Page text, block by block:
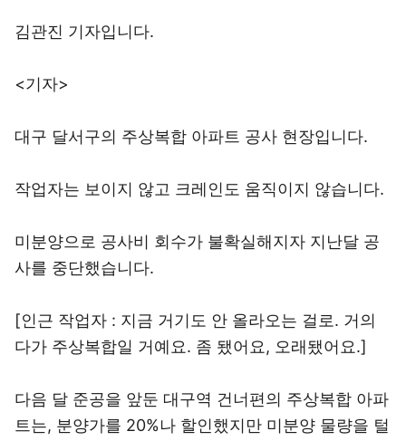
김관진 기자입니다.
<기자>
대구 달서구의 주상복합 아파트 공사 현장입니다.
작업자는 보이지 않고 크레인도 움직이지 않습니다.
미분양으로 공사비 회수가 불확실해지자 지난달 공
사를 중단했습니다.
[인근 작업자 : 지금 거기도 안 올라오는 걸로. 거의
다가 주상복합일 거예요. 좀 됐어요, 오래됐어요.]
다음 달 준공을 앞둔 대구역 건너편의 주상복합 아파
트는, 분양가를 20%나 할인했지만 미분양 물량을 털